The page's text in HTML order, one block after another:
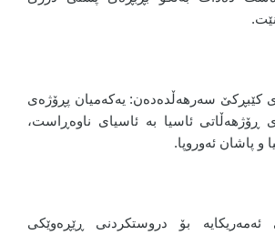
کێبڕکێ سەرهەڵدەدەن: یەکەمیان پڕۆژەی
ڕۆژهەڵاتی ئاسیا بە ئاسیای ناوەڕاست،
و پاشان ئەوروپا.
ئەمەریکایە بۆ دروستکردنی ڕێڕەوێکی